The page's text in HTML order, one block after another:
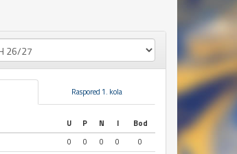
Raspored 1. kola
U P N I
Bod
0 0 0 0
0